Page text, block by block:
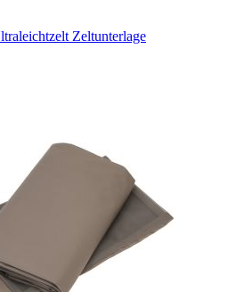
Zeltunterlage